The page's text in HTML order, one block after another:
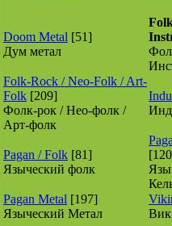
Doom Metal [51]
Дум метал
Folk-Rock / Neo-Folk / Art-
Folk [209]
Фолк-рок / Нео-фолк /
Арт-фолк
Pagan / Folk [81]
Языческий фолк
Pagan Metal [197]
Языческий Метал